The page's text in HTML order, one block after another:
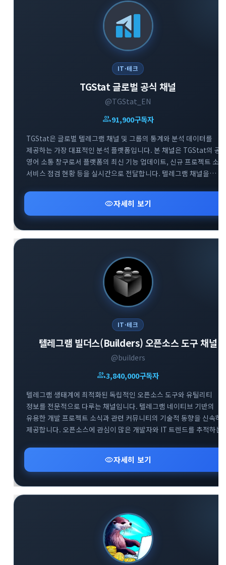
IT·테크
TGStat 글로벌 공식 채널
@TGStat_EN
group91,900구독자
TGStat은 글로벌 텔레그램 채널 및 그룹의 통계와 분석 데이터를
제공하는 가장 대표적인 분석 플랫폼입니다. 본 채널은 TGStat의 공
영어 소통 창구로서 플랫폼의 최신 기능 업데이트, 신규 프로젝트 소
서비스 점검 현황 등을 실시간으로 전달합니다. 텔레그램 채널을
사용자분들에게 필수적인 인사이트를 제공합니다. 함께 운영되는 공
지원 그룹을 통해 플랫폼 이용 중 발생하는 기술적 문의에 대해 빠르게
피드백을 받으실 수 있습니다.
visibility자세히 보기
IT·테크
텔레그램 빌더스(Builders) 오픈소스 도구 채널
@builders
group3,840,000구독자
텔레그램 생태계에 최적화된 독립적인 오픈소스 도구와 유틸리티
정보를 전문적으로 다루는 채널입니다. 텔레그램 네이티브 기반의
유용한 개발 프로젝트 소식과 관련 커뮤니티의 기술적 동향을 신속하
제공합니다. 오픈소스에 관심이 많은 개발자와 IT 트렌드를 추적하는
있게 전달하고 있습니다.
visibility자세히 보기
사이트 메뉴 이동 search close
스티커
채널·봇 지갑·미니앱 소식·FAQ